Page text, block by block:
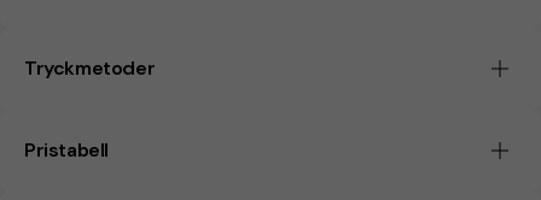
Tryckmetoder
Pristabell